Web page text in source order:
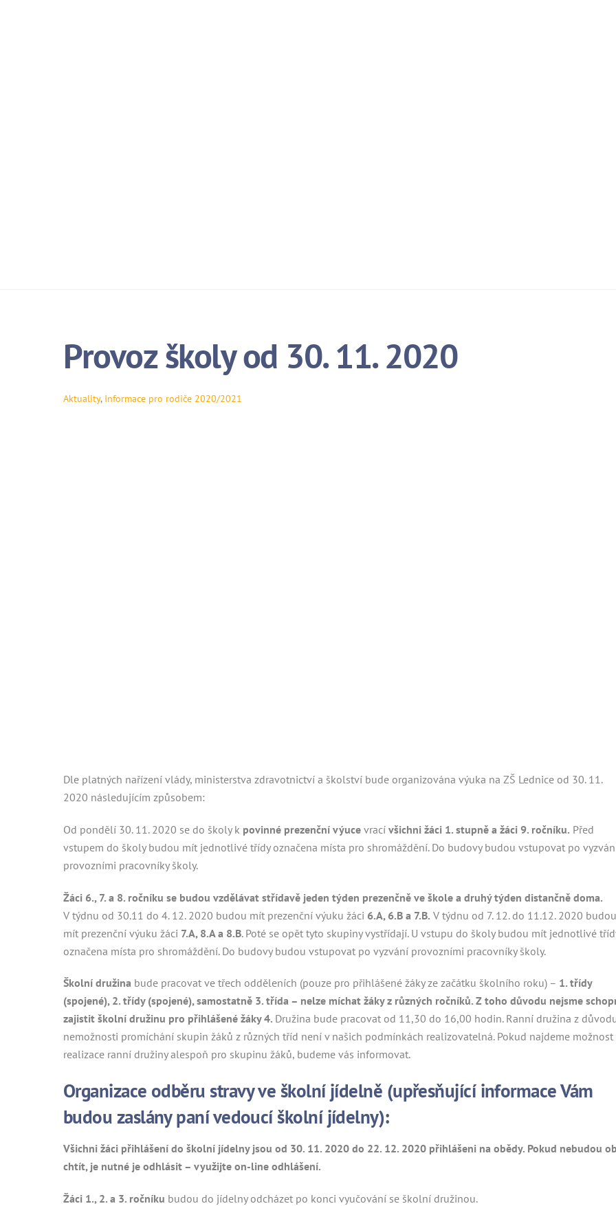
Provoz školy od 30. 11. 2020
Aktuality, Informace pro rodiče 2020/2021
Dle platných nařízení vlády, ministerstva zdravotnictví a školství bude organizována výuka na ZŠ Lednice od 30. 11.
2020 následujícím způsobem:
Od pondělí 30. 11. 2020 se do školy k povinné prezenční výuce vrací všichni žáci 1. stupně a žáci 9. ročníku. Před
vstupem do školy budou mít jednotlivé třídy označena místa pro shromáždění. Do budovy budou vstupovat po
provozními pracovníky školy.
Žáci 6., 7. a 8. ročníku se budou vzdělávat střídavě jeden týden prezenčně ve škole a druhý týden distančně doma.
V týdnu od 30.11 do 4. 12. 2020 budou mít prezenční výuku žáci 6.A, 6.B a 7.B. V týdnu od 7. 12. do 11.12. 2020 budou
mít prezenční výuku žáci 7.A, 8.A a 8.B. Poté se opět tyto skupiny vystřídají. U vstupu do školy budou mít jednotlivé
označena místa pro shromáždění. Do budovy budou vstupovat po vyzvání provozními pracovníky školy.
Školní družina bude pracovat ve třech odděleních (pouze pro přihlášené žáky ze začátku školního roku) – 1. třídy
(spojené), 2. třídy (spojené), samostatně 3. třída – nelze míchat žáky z různých ročníků. Z toho důvodu nejsme
zajistit školní družinu pro přihlášené žáky 4. Družina bude pracovat od 11,30 do 16,00 hodin. Ranní družina z
nemožnosti promíchání skupin žáků z různých tříd není v našich podmínkách realizovatelná. Pokud najdeme možnost
realizace ranní družiny alespoň pro skupinu žáků, budeme vás informovat.
Organizace odběru stravy ve školní jídelně (upřesňující informace Vám
budou zaslány paní vedoucí školní jídelny):
Všichni žáci přihlášení do školní jídelny jsou od 30. 11. 2020 do 22. 12. 2020 přihlášeni na obědy. Pokud nebudou
chtít, je nutné je odhlásit – využijte on-line odhlášení.
Žáci 1., 2. a 3. ročníku budou do jídelny odcházet po konci vyučování se školní družinou.